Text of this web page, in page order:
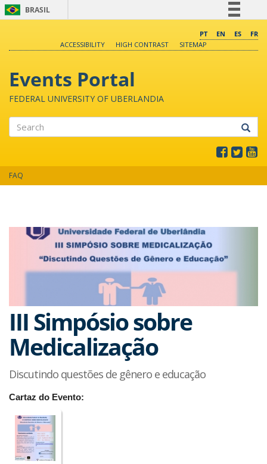
BRASIL
Comunica BR
Canais
PT EN ES
FR
ACCESSIBILITY
HIGH CONTRAST SITEMAP
Events Portal
FEDERAL UNIVERSITY OF UBERLANDIA
FAQ
III Simpósio sobre
Medicalização
Discutindo questões de gênero e educação
Cartaz do Evento: